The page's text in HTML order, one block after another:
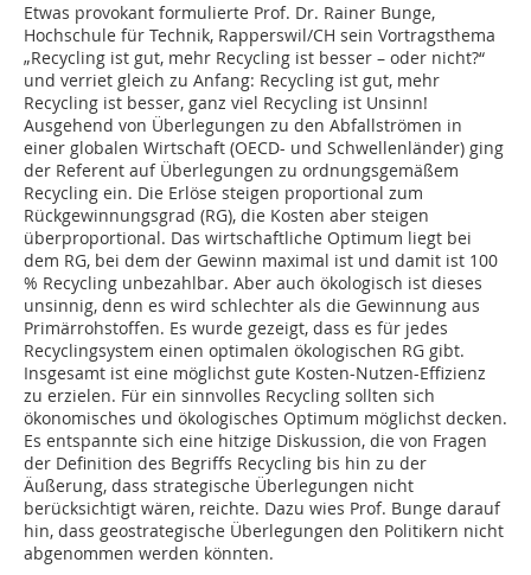
Etwas provokant formulierte Prof. Dr. Rainer Bunge,
Hochschule für Technik, Rapperswil/CH sein Vortragsthema
„Recycling ist gut, mehr Recycling ist besser – oder nicht?“
und verriet gleich zu Anfang: Recycling ist gut, mehr
Recycling ist besser, ganz viel Recycling ist Unsinn!
Ausgehend von Überlegungen zu den Abfallströmen in
einer globalen Wirtschaft (OECD- und Schwellenländer) ging
der Referent auf Überlegungen zu ordnungsgemäßem
Recycling ein. Die Erlöse steigen proportional zum
Rückgewinnungsgrad (RG), die Kosten aber steigen
überproportional. Das wirtschaftliche Optimum liegt bei
dem RG, bei dem der Gewinn maximal ist und damit ist 100
% Recycling unbezahlbar. Aber auch ökologisch ist dieses
unsinnig, denn es wird schlechter als die Gewinnung aus
Primärrohstoffen. Es wurde gezeigt, dass es für jedes
Recyclingsystem einen optimalen ökologischen RG gibt.
Insgesamt ist eine möglichst gute Kosten-Nutzen-Effizienz
zu erzielen. Für ein sinnvolles Recycling sollten sich
ökonomisches und ökologisches Optimum möglichst decken.
Es entspannte sich eine hitzige Diskussion, die von Fragen
der Definition des Begriffs Recycling bis hin zu der
Äußerung, dass strategische Überlegungen nicht
berücksichtigt wären, reichte. Dazu wies Prof. Bunge darauf
hin, dass geostrategische Überlegungen den Politikern nicht
abgenommen werden könnten.